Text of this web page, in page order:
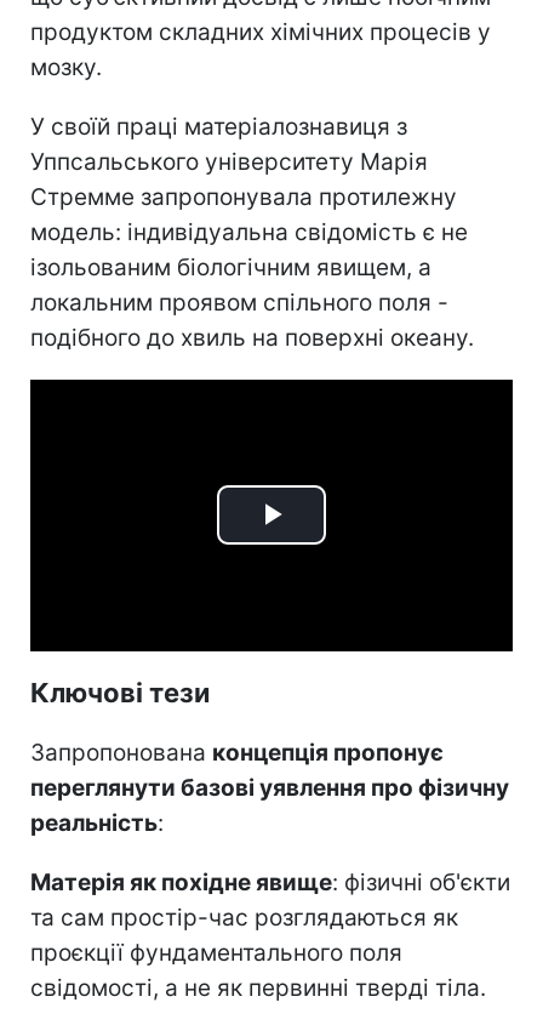
продуктом складних хімічних процесів у
мозку.
У своїй праці матеріалознавиця з
Уппсальського університету Марія
Стремме запропонувала протилежну
модель: індивідуальна свідомість є не
ізольованим біологічним явищем, а
локальним проявом спільного поля -
подібного до хвиль на поверхні океану.
Play
Ключові тези
Запропонована концепція пропонує
переглянути базові уявлення про фізичну
реальність:
Матерія як похідне явище: фізичні об'єкти
та сам простір-час розглядаються як
проєкції фундаментального поля
свідомості, а не як первинні тверді тіла.